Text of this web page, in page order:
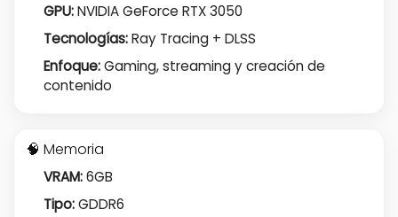
GPU:NVIDIA GeForce RTX 3050
Tecnologías:Ray Tracing + DLSS
Enfoque:Gaming, streaming y creación de
contenido
🧠 Memoria
VRAM:6GB
Tipo:GDDR6